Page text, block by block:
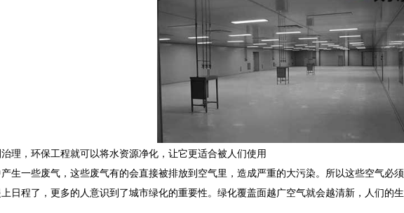
理，环保工程就可以将水资源净化，让它更适合被人们使用
生一些废气，这些废气有的会直接被排放到空气里，造成严重的大污染。所以这些空气必须
日程了，更多的人意识到了城市绿化的重要性。绿化覆盖面越广空气就会越清新，人们的生